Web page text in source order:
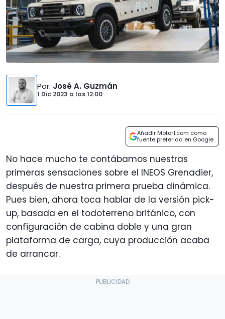
Por: José A. Guzmán
1 Dic 2023 a las12:00
Añadir Motor1.com como
fuente preferida en Google
No hace mucho te contábamos nuestras
primeras sensaciones sobre el INEOS Grenadier,
después de nuestra primera prueba dinámica.
Pues bien, ahora toca hablar de la versión pick-
up, basada en el todoterreno británico, con
configuración de cabina doble y una gran
plataforma de carga, cuya producción acaba
de arrancar.